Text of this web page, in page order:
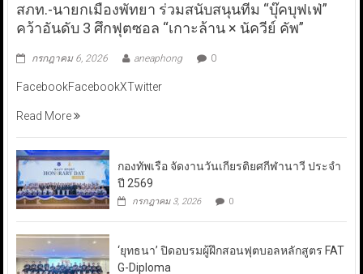
สภท.-นายกเมืองพัทยา ร่วมสนับสนุนทีม “บุ๊คบุฟเฟ่”
คว้าอันดับ 3 ศึกฟุตซอล “เกาะล้าน × นัควีย์ คัพ”
กรกฎาคม 6, 2026 aneaphong 0
FacebookFacebookXTwitter
Read More
กองทัพเรือ จัดงานวันเกียรติยศกีฬานาวี ประจำ
ปี 2569
กรกฎาคม 3, 2026 0
‘ยุทธนา’ ปิดอบรมผู้ฝึกสอนฟุตบอลหลักสูตร FAT
G-Diploma